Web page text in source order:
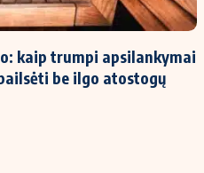
Titulinis
Nedarbo išmokos skaičiuoklė
kaip trumpi apsilankymai
be ilgo atostogų